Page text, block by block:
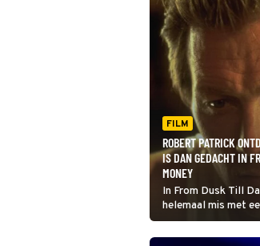
FILM
ROBERT PATRICK
IS DAN GEDACHT IN
MONEY
In From Dusk Till
helemaal mis met
de politie waar ze
bloeddorstige